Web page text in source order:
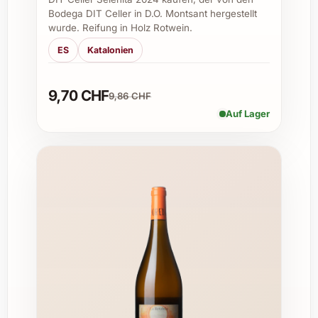
Gomariz Paxaradas 2023?
Der Wein stammt aus Galicien im Nordwesten
Spaniens, einer Region, die bekannt ist für
2. Welche Rebsorten sind im Wein
3. Zu welchen Speisen passt der Wein am
Ideal zu Fisch, Meeresfrüchten, leichten
Vorspeisen und sommerlichen Salaten. Auch
als Aperitif ist er sehr beliebt.
Bodega DIT Celler in D.O. Montsant hergestellt
wurde. Reifung in Holz Rotwein.
ES Katalonien
9,70 CHF9,86 CHF
Auf Lager